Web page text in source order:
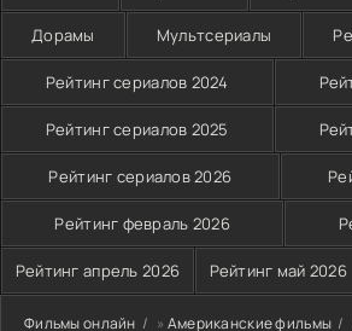
Дорамы Мультсериалы
Рейтинг сериалов 2024
Рейтинг сериалов 2025
Рейтинг сериалов 2026
Рейтинг февраль 2026
Рейтинг апрель 2026 Рейтинг май 2026
Фильмы онлайн » Американские фильмы